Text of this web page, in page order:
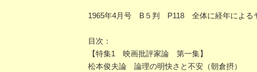
1965年4月号 B５判 P118 全体に経年によ
目次：
【特集1 映画批評家論 第一集】
松本俊夫論 論理の明快さと不安（朝倉摂）